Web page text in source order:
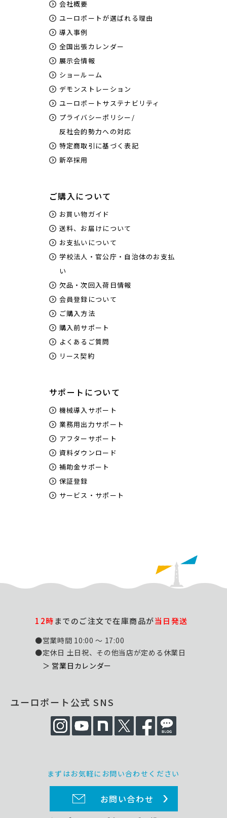
会社概要
ユーロポートが選ばれる理由
導入事例
全国出張カレンダー
展示会情報
ショールーム
デモンストレーション
ユーロポートサステナビリティ
プライバシーポリシー/
反社会的勢力への対応
特定商取引に基づく表記
新卒採用
ご購入について
お買い物ガイド
送料、お届けについて
お支払いについて
学校法人・官公庁・自治体のお支払
い
欠品・次回入荷日情報
会員登録について
ご購入方法
購入前サポート
よくあるご質問
リース契約
サポートについて
機械導入サポート
業務用出力サポート
アフターサポート
資料ダウンロード
補助金サポート
保証登録
サービス・サポート
12時までのご注文で在庫商品が当日発送
●営業時間 10:00 ～ 17:00
●定休日 土日祝、その他当店が定める休業日
＞ 営業日カレンダー
ユーロポート公式 SNS
まずはお気軽にお問い合わせください
お問い合わせ